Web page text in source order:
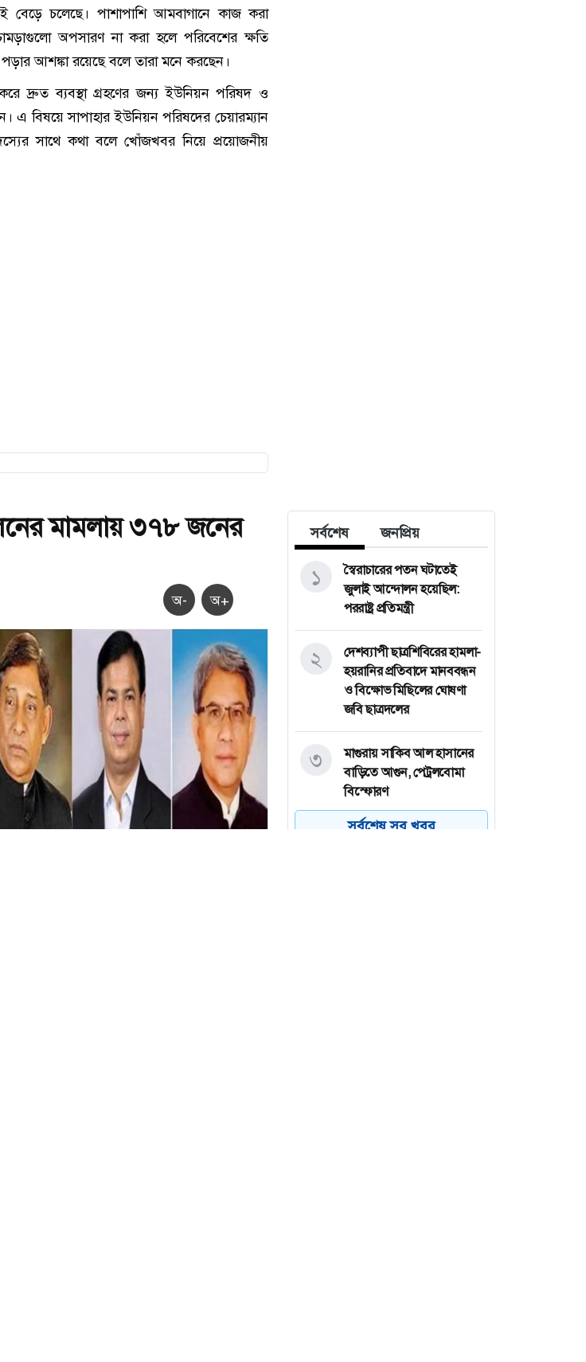
বেড়ে চলেছে। পাশাপাশি আমবাগানে কাজ করা
অপসারণ না করা হলে পরিবেশের ক্ষতি
আশঙ্কা রয়েছে বলে তারা মনে করছেন।
করে দ্রুত ব্যবস্থা গ্রহণের জন্য ইউনিয়ন পরিষদ ও
এ বিষয়ে সাপাহার ইউনিয়ন পরিষদের চেয়ারম্যান
সাথে কথা বলে খোঁজখবর নিয়ে প্রয়োজনীয়
মামলায় ৩৭৮ জনের
অ- অ+
সর্বশেষ জনপ্রিয়
স্বৈরাচারের পতন ঘটাতেই
জুলাই আন্দোলন হয়েছিল:
পররাষ্ট্র প্রতিমন্ত্রী
১
দেশব্যাপী ছাত্রশিবিরের হামলা-
হয়রানির প্রতিবাদে মানববন্ধন
ও বিক্ষোভ মিছিলের ঘোষণা
জবি ছাত্রদলের
২
মাগুরায় সাকিব আল হাসানের
বাড়িতে আগুন, পেট্রলবোমা
বিস্ফোরণ
৩
বগুড়া মহানগরে ১১ দলের
সর্বশেষ সব খবর